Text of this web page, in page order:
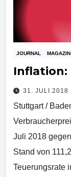
JOURNAL MAGAZIN
Inflation:
31. JULI 2018
Stuttgart /
Juli 2018
Stand von
Teuerungsrate